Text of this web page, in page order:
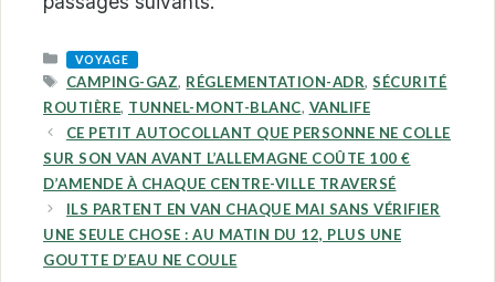
CATEGORIES
VOYAGE
TAGS
CAMPING-GAZ, RÉGLEMENTATION-ADR,SÉCURITÉ
ROUTIÈRE, TUNNEL-MONT-BLANC, VANLIFE
CE PETIT AUTOCOLLANT QUE PERSONNE NE COLLE
SUR SON VAN AVANT L’ALLEMAGNE COÛTE 100 €
D’AMENDE À CHAQUE CENTRE-VILLE TRAVERSÉ
ILS PARTENT EN VAN CHAQUE MAI SANS VÉRIFIER
UNE SEULE CHOSE : AU MATIN DU 12, PLUS UNE
GOUTTE D’EAU NE COULE